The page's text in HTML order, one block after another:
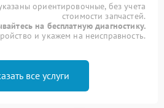
ориентировочные, без учета
стоимости запчастей.
на бесплатную диагностику.
и укажем на неисправность.
все услуги